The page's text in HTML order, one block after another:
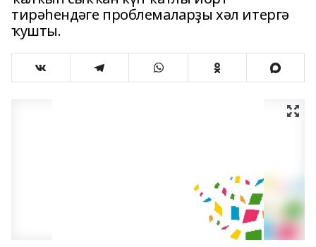
тирәһендәге проблемаларҙы хәл итергә
ҡушты.